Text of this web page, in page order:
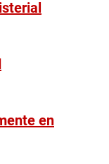
en